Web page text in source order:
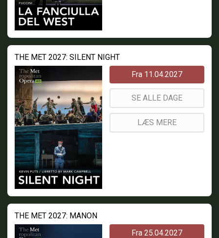
THE MET 2027: SILENT NIGHT
Fra 11.04.2027
SE ALLE DAGE
LÆS MERE
THE MET 2027: MANON
Fra 25.04.2027